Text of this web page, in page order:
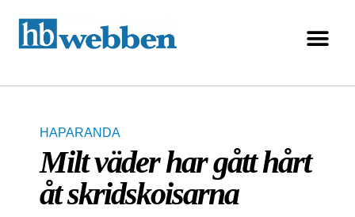
HAPARANDA
Milt väder har gått hårt
åt skridskoisarna